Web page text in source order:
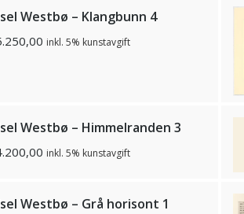
Westbø – Klangbunn 4
inkl. 5% kunstavgift
Westbø – Himmelranden 3
inkl. 5% kunstavgift
Westbø – Grå horisont 1